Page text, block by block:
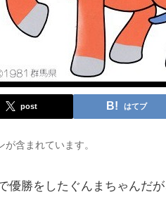
post はてブ
含まれています。
優勝をしたぐんまちゃんだ